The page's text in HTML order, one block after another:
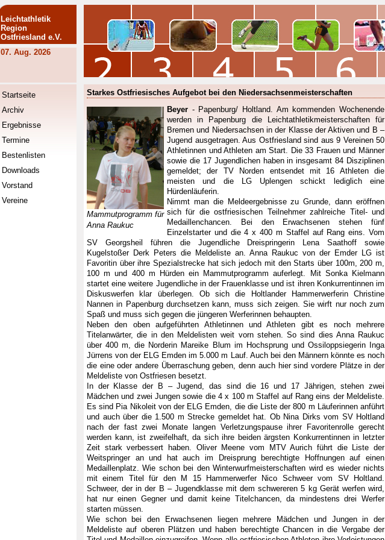
Leichtathletik
Region
Ostfriesland e.V.
07. Aug. 2026
Startseite
Archiv
Ergebnisse
Termine
Bestenlisten
Downloads
Vorstand
Vereine
Starkes Ostfriesisches Aufgebot bei den Niedersachsenmeisterschaften
Mammutprogramm für
Anna Raukuc
Beyer - Papenburg/ Holtland. Am kommenden Wochenende
werden in Papenburg die Leichtathletikmeisterschaften für
Bremen und Niedersachsen in der Klasse der Aktiven und B –
Jugend ausgetragen. Aus Ostfriesland sind aus 9 Vereinen 50
Athletinnen und Athleten am Start. Die 33 Frauen und Männer
sowie die 17 Jugendlichen haben in insgesamt 84 Disziplinen
gemeldet; der TV Norden entsendet mit 16 Athleten die
meisten und die LG Uplengen schickt lediglich eine
Hürdenläuferin.
Nimmt man die Meldeergebnisse zu Grunde, dann eröffnen
sich für die ostfriesischen Teilnehmer zahlreiche Titel- und
Medaillenchancen. Bei den Erwachsenen stehen fünf
Einzelstarter und die 4 x 400 m Staffel auf Rang eins. Vom
SV Georgsheil führen die Jugendliche Dreispringerin Lena Saathoff sowie
Kugelstoßer Derk Peters die Meldeliste an. Anna Raukuc von der Emder LG ist
Favoritin über ihre Spezialstrecke hat sich jedoch mit den Starts über 100m, 200 m,
100 m und 400 m Hürden ein Mammutprogramm auferlegt. Mit Sonka Kielmann
startet eine weitere Jugendliche in der Frauenklasse und ist ihren Konkurrentinnen im
Diskuswerfen klar überlegen. Ob sich die Holtlander Hammerwerferin Christine
Nannen in Papenburg durchsetzen kann, muss sich zeigen. Sie wirft nur noch zum
Spaß und muss sich gegen die jüngeren Werferinnen behaupten.
Neben den oben aufgeführten Athletinnen und Athleten gibt es noch mehrere
Titelanwärter, die in den Meldelisten weit vorn stehen. So sind dies Anna Raukuc
über 400 m, die Norderin Mareike Blum im Hochsprung und Ossiloppsiegerin Inga
Jürrens von der ELG Emden im 5.000 m Lauf. Auch bei den Männern könnte es noch
die eine oder andere Überraschung geben, denn auch hier sind vordere Plätze in der
Meldeliste von Ostfriesen besetzt.
In der Klasse der B – Jugend, das sind die 16 und 17 Jährigen, stehen zwei
Mädchen und zwei Jungen sowie die 4 x 100 m Staffel auf Rang eins der Meldeliste.
Es sind Pia Nikoleit von der ELG Emden, die die Liste der 800 m Läuferinnen anführt
und auch über die 1.500 m Strecke gemeldet hat. Ob Nina Dirks vom SV Holtland
nach der fast zwei Monate langen Verletzungspause ihrer Favoritenrolle gerecht
werden kann, ist zweifelhaft, da sich ihre beiden ärgsten Konkurrentinnen in letzter
Zeit stark verbessert haben. Oliver Meene vom MTV Aurich führt die Liste der
Weitspringer an und hat auch im Dreisprung berechtigte Hoffnungen auf einen
Medaillenplatz. Wie schon bei den Winterwurfmeisterschaften wird es wieder nichts
mit einem Titel für den M 15 Hammerwerfer Nico Schweer vom SV Holtland.
Schweer, der in der B – Jugendklasse mit dem schwereren 5 kg Gerät werfen wird,
hat nur einen Gegner und damit keine Titelchancen, da mindestens drei Werfer
starten müssen.
Wie schon bei den Erwachsenen liegen mehrere Mädchen und Jungen in der
Meldeliste auf oberen Plätzen und haben berechtigte Chancen in die Vergabe der